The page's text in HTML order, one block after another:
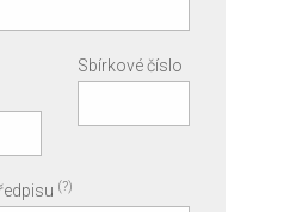
Sbírkové číslo
(?)